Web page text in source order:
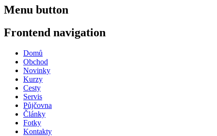
Menu button
Frontend navigation
Domů
Obchod
Novinky
Kurzy
Cesty
Servis
Půjčovna
Články
Fotky
Kontakty